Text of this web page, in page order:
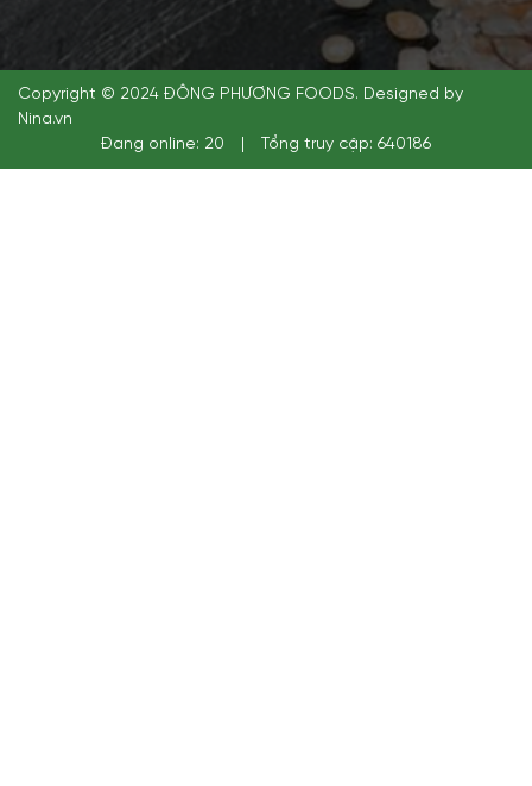
Copyright © 2024 ĐÔNG PHƯƠNG FOODS. Designed by
Nina.vn
Đang online: 20
Tổng truy cập: 640186